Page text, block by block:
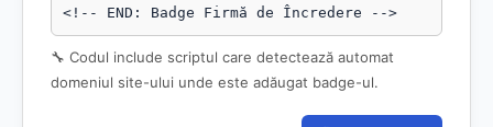
<!-- END: Badge Firmă de Încredere -->
🔧 Codul include scriptul care detectează automat
domeniul site-ului unde este adăugat badge-ul.